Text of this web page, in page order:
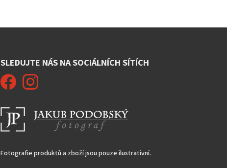
SLEDUJTE NÁS NA SOCIÁLNÍCH SÍTÍCH
Fotografie produktů a zboží jsou pouze ilustrativní.